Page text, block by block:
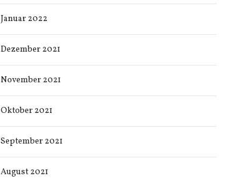
Januar 2022
Dezember 2021
November 2021
Oktober 2021
September 2021
August 2021